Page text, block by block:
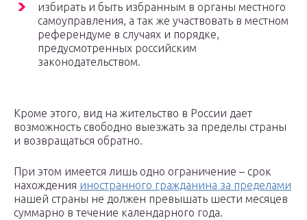
избирать и быть избранным в органы местного
самоуправления, а так же участвовать в местном
референдуме в случаях и порядке,
предусмотренных российским
законодательством.
Кроме этого, вид на жительство в России дает
возможность свободно выезжать за пределы страны
и возвращаться обратно.
При этом имеется лишь одно ограничение – срок
нахождения иностранного гражданина за пределами
нашей страны не должен превышать шести месяцев
суммарно в течение календарного года.